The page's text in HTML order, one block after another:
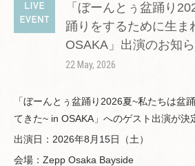
「ぼーんとぅ盆踊り
踊りをするために生ま
OSAKA」出演のお知
22 May, 2026
「ぼーんとぅ盆踊り2026夏~私たちは盆
てきた~ in OSAKA」へのゲスト出演が決
出演日：2026年8月15日（土）
会場：Zepp Osaka Bayside